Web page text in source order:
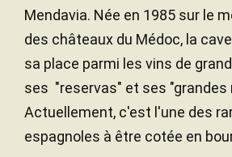
Mendavia. Née en 1985 sur le
des châteaux du Médoc, la
sa place parmi les vins de
ses "reservas" et ses "grandes
Actuellement, c'est l'une des
espagnoles à être cotée en